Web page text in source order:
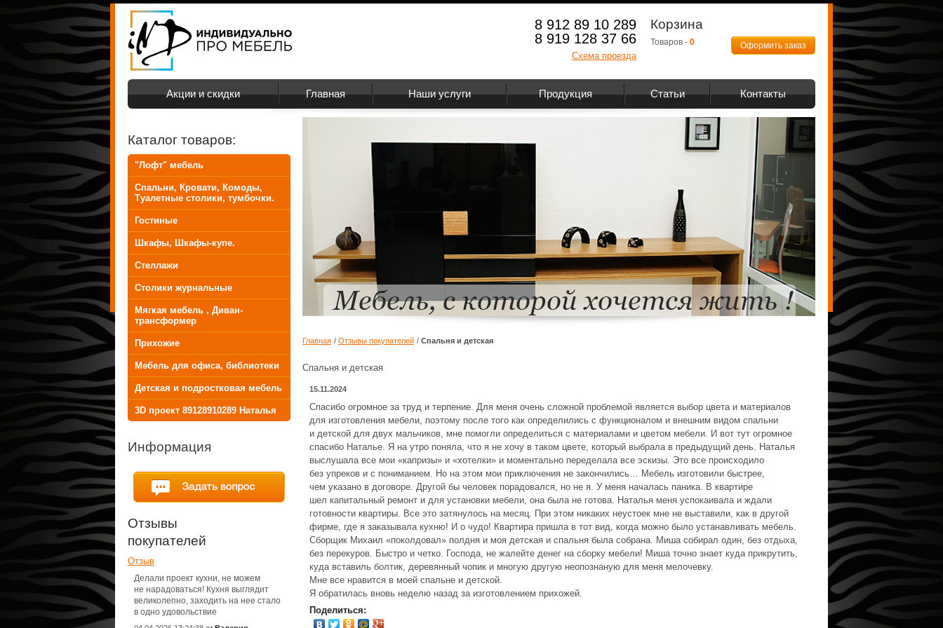
8 912 89 10 289
8 919 128 37 66
Схема проезда
Корзина
Товаров - 0 Оформить заказ
Акции и скидки Главная Наши услуги Продукция Статьи Контакты
Каталог товаров:
"Лофт" мебель
Спальни, Кровати, Комоды,
Туалетные столики, тумбочки.
Гостиные
Шкафы, Шкафы-купе.
Стеллажи
Столики журнальные
Мягкая мебель , Диван-
трансформер
Прихожие
Мебель для офиса, библиотеки
Детская и подростковая мебель
3D проект 89128910289 Наталья
Информация
Отзывы
покупателей
Отзыв
Делали проект кухни, не можем
не нарадоваться! Кухня выглядит
великолепно, заходить на нее стало
в одно удовольствие
Главная / Отзывы покупателей / Спальня и детская
Спальня и детская
15.11.2024
Спасибо огромное за труд и терпение. Для меня очень сложной проблемой является выбор цвета и материалов
для изготовления мебели, поэтому после того как определились с функционалом и внешним видом спальни
и детской для двух мальчиков, мне помогли определиться с материалами и цветом мебели. И вот тут огромное
спасибо Наталье. Я на утро поняла, что я не хочу в таком цвете, который выбрала в предыдущий день. Наталья
выслушала все мои «капризы» и «хотелки» и моментально переделала все эскизы. Это все происходило
без упреков и с пониманием. Но на этом мои приключения не закончились… Мебель изготовили быстрее,
чем указано в договоре. Другой бы человек порадовался, но не я. У меня началась паника. В квартире
шел капитальный ремонт и для установки мебели, она была не готова. Наталья меня успокаивала и ждали
готовности квартиры. Все это затянулось на месяц. При этом никаких неустоек мне не выставили, как в другой
фирме, где я заказывала кухню! И о чудо! Квартира пришла в тот вид, когда можно было устанавливать мебель.
Сборщик Михаил «поколдовал» полдня и моя детская и спальня была собрана. Миша собирал один, без отдыха,
без перекуров. Быстро и четко. Господа, не жалейте денег на сборку мебели! Миша точно знает куда прикрутить,
куда вставиль болтик, деревянный чопик и многую другую неопознаную для меня мелочевку.
Мне все нравится в моей спальне и детской.
Я обратилась вновь неделю назад за изготовлением прихожей.
Поделиться: